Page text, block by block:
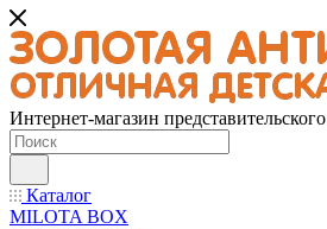
Интернет-магазин представительского
Каталог
MILOTA BOX